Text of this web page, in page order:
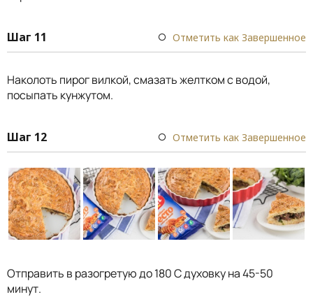
Шаг 11 Отметить как Завершенное
Наколоть пирог вилкой, смазать желтком с водой,
посыпать кунжутом.
Шаг 12 Отметить как Завершенное
Отправить в разогретую до 180 С духовку на 45-50
минут.